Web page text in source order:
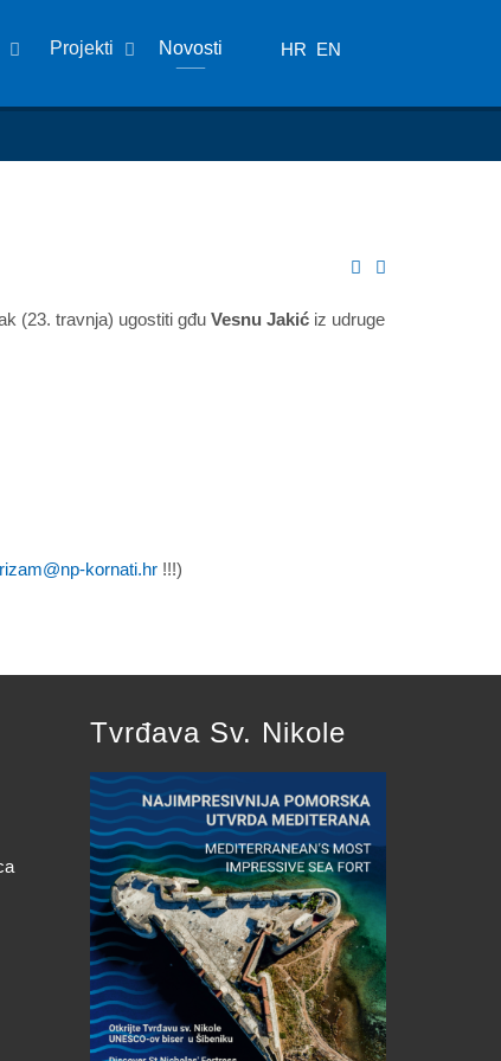
Projekti Novosti HR EN
(23. travnja) ugostiti gđu Vesnu Jakić iz udruge
kornati.hr !!!)
Tvrđava Sv. Nikole